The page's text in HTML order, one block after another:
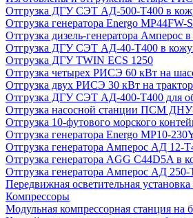
Отгрузка ДГУ СЭТ АД-500-Т400 в
Отгрузка генератора Energo MP44FW-
Отгрузка дизель-генератора Амперос
Отгрузка ДГУ СЭТ АД-40-Т400 в
Отгрузка ДГУ TWIN ECS 1250
Отгрузка четырех РИСЭ 60 кВт на
Отгрузка двух РИСЭ 30 кВт на
Отгрузка ДГУ СЭТ АД-400-Т400 для
Отгрузка насосной станции ПСМ
Отгрузка 10-футового морского
Отгрузка генератора Energo MP10-
Отгрузка генератора Амперос АД 12-
Отгрузка генератора AGG C44D5A в
Отгрузка генератора Амперос АД
Передвижная осветительная
Компрессоры
Модульная компрессорная станция на